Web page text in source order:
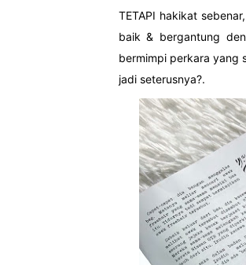
TETAPI hakikat
baik & bergantung
bermimpi perkara yang
jadi seterusnya?.